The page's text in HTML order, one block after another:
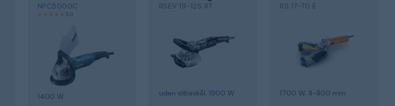
NPC5000C
5,0
1400 W
RSEV 19-125 RT
uden slibeskål, 1900 W
RS 17-70 E
1700 W, 8-800 mm